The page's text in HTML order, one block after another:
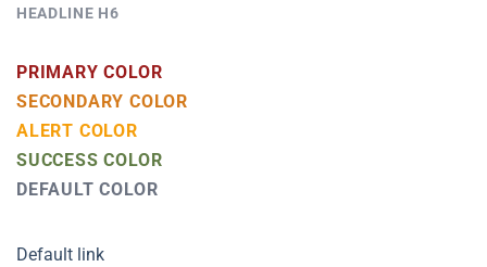
HEADLINE H6
PRIMARY COLOR
SECONDARY COLOR
ALERT COLOR
SUCCESS COLOR
DEFAULT COLOR
Default link